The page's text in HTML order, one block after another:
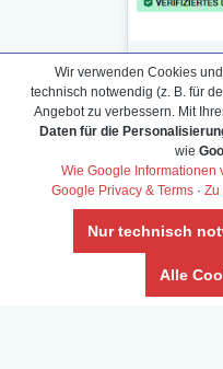
Umwelt
Wir verwenden Cookies
technisch notwendig (z. B. für
Angebot zu verbessern. Mit
Daten für die
wie
Wie Google Informationen
Google Privacy & Terms · Zu
Nur technisch
Alle